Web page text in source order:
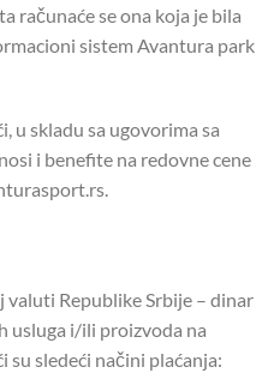
računaće se ona koja je bila
sistem Avantura park
u skladu sa ugovorima sa
i benefite na redovne cene
valuti Republike Srbije – dinar
usluga i/ili proizvoda na
sledeći načini plaćanja: